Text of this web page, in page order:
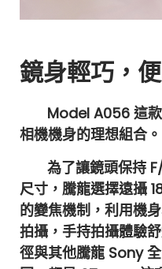
鏡身輕巧，
Model A056 這款
相機機身的理想組合。
為了讓鏡頭保持 F/
尺寸，騰龍選擇遠攝
的變焦機制，利用機
拍攝，手持拍攝體驗
徑與其他騰龍 Sony